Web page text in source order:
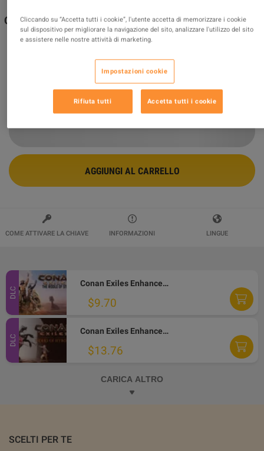
Conan Exiles Enhanced - Treasures of Turan Pack DLC
PC Steam Altergift
delle valutazioni in 117181 è
$13.76
AGGIUNGI AL CARRELLO
COME ATTIVARE LA CHIAVE INFORMAZIONI LINGUE
DLC
Conan Exiles Enhanced - The Riddle of Steel DLC PC Steam Altergift
$9.70
DLC
Conan Exiles Enhanced - Riders of Hyboria Pack DLC PC Steam Altergift
$13.76
CARICA ALTRO
SCELTI PER TE
Cliccando su “Accetta tutti i cookie”, l'utente accetta di memorizzare i cookie
sul dispositivo per migliorare la navigazione del sito, analizzare l'utilizzo del sito
e assistere nelle nostre attività di marketing.
Impostazioni cookie
Rifiuta tutti Accetta tutti i cookie